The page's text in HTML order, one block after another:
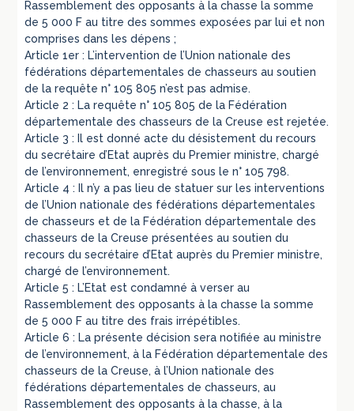
Rassemblement des opposants à la chasse la somme
de 5 000 F au titre des sommes exposées par lui et non
comprises dans les dépens ;
Article 1er : L’intervention de l’Union nationale des
fédérations départementales de chasseurs au soutien
de la requête n° 105 805 n’est pas admise.
Article 2 : La requête n° 105 805 de la Fédération
départementale des chasseurs de la Creuse est rejetée.
Article 3 : Il est donné acte du désistement du recours
du secrétaire d’Etat auprès du Premier ministre, chargé
de l’environnement, enregistré sous le n° 105 798.
Article 4 : Il n’y a pas lieu de statuer sur les interventions
de l’Union nationale des fédérations départementales
de chasseurs et de la Fédération départementale des
chasseurs de la Creuse présentées au soutien du
recours du secrétaire d’Etat auprès du Premier ministre,
chargé de l’environnement.
Article 5 : L’Etat est condamné à verser au
Rassemblement des opposants à la chasse la somme
de 5 000 F au titre des frais irrépétibles.
Article 6 : La présente décision sera notifiée au ministre
de l’environnement, à la Fédération départementale des
chasseurs de la Creuse, à l’Union nationale des
fédérations départementales de chasseurs, au
Rassemblement des opposants à la chasse, à la